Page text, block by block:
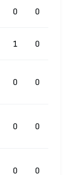
0 0
1 0
0 0
0 0
0 0